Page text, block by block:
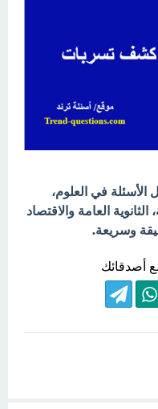
في العلوم،
الثانوية العامة والاقتصاد
وسريعة.
أصدقائك